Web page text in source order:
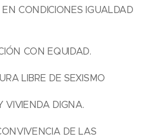
CONDICIONES IGUALDAD
CON EQUIDAD.
LIBRE DE SEXISMO
VIVIENDA DIGNA.
DE LAS